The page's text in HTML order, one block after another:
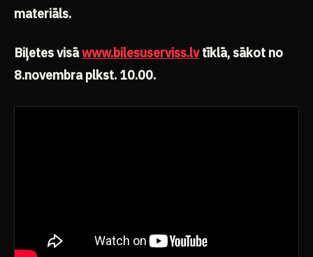
materiāls.
Biļetes visāwww.bilesuserviss.lvtīklā, sākot no
8.novembra plkst. 10.00.